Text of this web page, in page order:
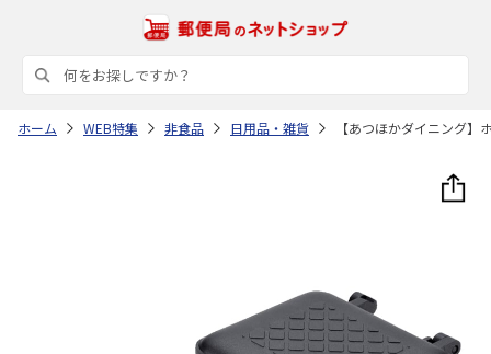
ホーム WEB特集 非食品 日用品・雑貨 【あつほかダイニング